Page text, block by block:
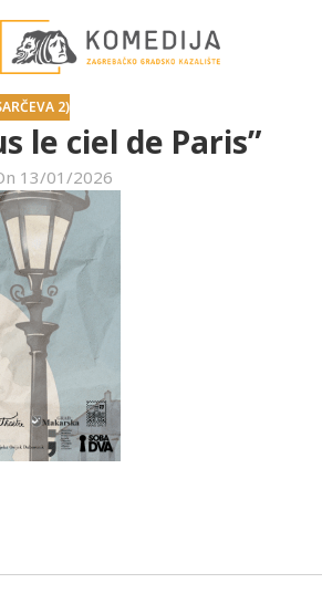
2)
le ciel de Paris”
13/01/2026